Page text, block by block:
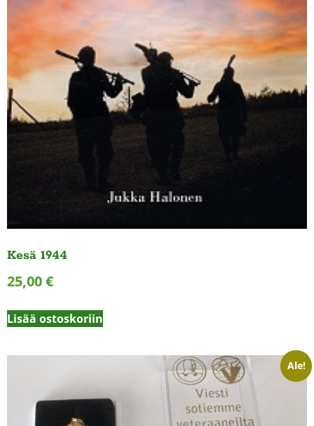
Kesä 1944
25,00€
Lisää ostoskoriin
Ale!